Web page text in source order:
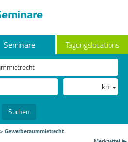
Seminare Tagungslocations
km
Suchen
Gewerberaummietrecht